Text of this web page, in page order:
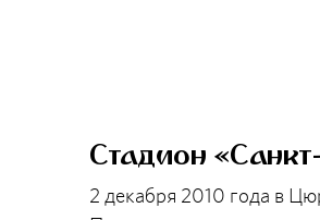
Стадион
2 декабря 2010 года в